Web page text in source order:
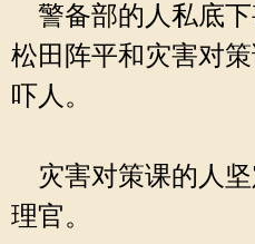
警备部的人私底下
松田阵平和灾害对
吓人。
灾害对策课的人
理官。